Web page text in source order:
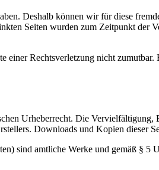
Deshalb können wir für diese
Seiten wurden zum Zeitpunkt der
Rechtsverletzung nicht
Urheberrecht. Die
Downloads und Kopien dieser
sind amtliche Werke und gemäß § 5